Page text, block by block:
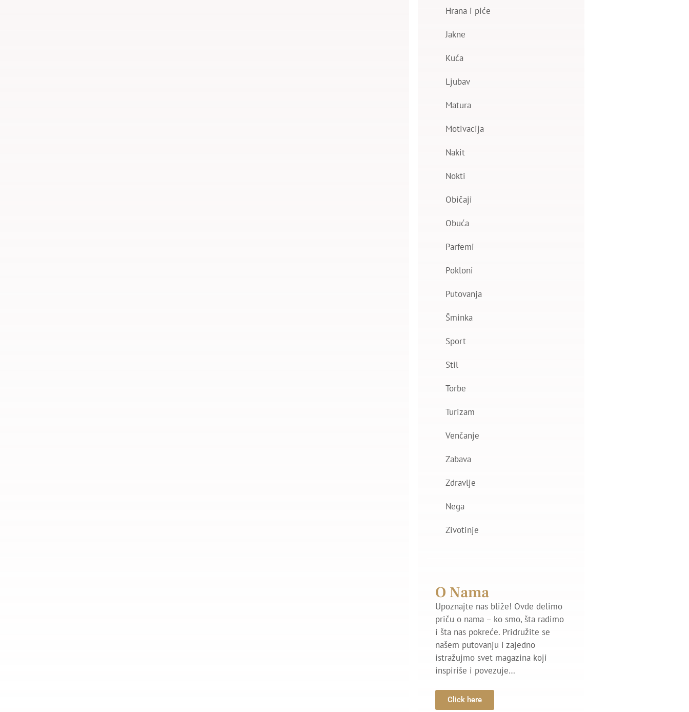
Hrana i piće
Jakne
Kuća
Ljubav
Matura
Motivacija
Nakit
Nokti
Običaji
Obuća
Parfemi
Pokloni
Putovanja
Šminka
Sport
Stil
Torbe
Turizam
Venčanje
Zabava
Zdravlje
Nega
Zivotinje
O Nama
Upoznajte nas bliže! Ovde delimo
priču o nama – ko smo, šta radimo
i šta nas pokreće. Pridružite se
našem putovanju i zajedno
istražujmo svet magazina koji
inspiriše i povezuje…
Click here